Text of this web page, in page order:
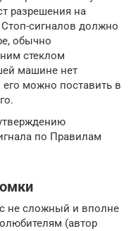
разрешения на
сигналов должно
обычно
стеклом
машине нет
его можно поставить в
по Правилам
не сложный и вполне
(автор